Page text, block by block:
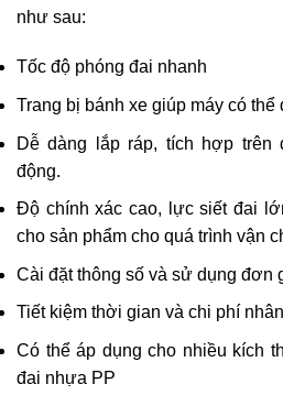
như sau:
Tốc độ phóng đai nhanh
Trang bị bánh xe giúp máy có thể
Dễ dàng lắp ráp, tích hợp trên
động.
Độ chính xác cao, lực siết đai
cho sản phẩm cho quá trình vận
Cài đặt thông số và sử dụng đơn
Tiết kiệm thời gian và chi phí
Có thể áp dụng cho nhiều kích
đai nhựa PP